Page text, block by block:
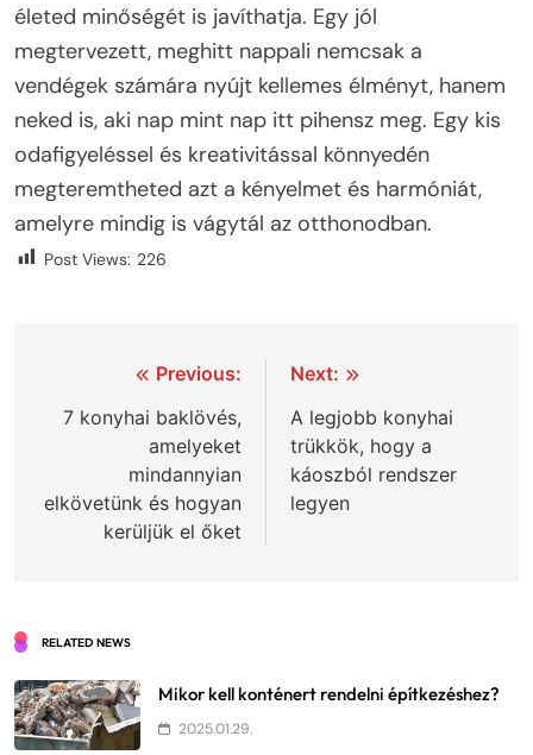
életed minőségét is javíthatja. Egy jól
megtervezett, meghitt nappali nemcsak a
vendégek számára nyújt kellemes élményt, hanem
neked is, aki nap mint nap itt pihensz meg. Egy kis
odafigyeléssel és kreativitással könnyedén
megteremtheted azt a kényelmet és harmóniát,
amelyre mindig is vágytál az otthonodban.
Post Views: 226
Bejegyzés
navigáció
Previous:
7 konyhai baklövés,
amelyeket
mindannyian
elkövetünk és hogyan
kerüljük el őket
Next:
A legjobb konyhai
trükkök, hogy a
káoszból rendszer
legyen
RELATED NEWS
Mikor kell konténert rendelni építkezéshez?
2025.01.29.